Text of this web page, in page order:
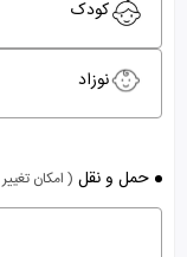
کودک
نوزاد
حمل و نقل ( امکان